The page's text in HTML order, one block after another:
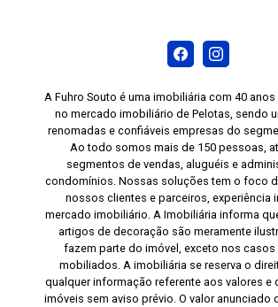
A Fuhro Souto é uma imobiliária com 40
no mercado imobiliário de Pelotas, sendo
renomadas e confiáveis empresas do
Ao todo somos mais de 150 pessoas,
segmentos de vendas, aluguéis e
condomínios. Nossas soluções tem o foco
nossos clientes e parceiros, experiência
mercado imobiliário. A Imobiliária informa
artigos de decoração são meramente
fazem parte do imóvel, exceto nos casos
mobiliados. A imobiliária se reserva o
qualquer informação referente aos valores e
imóveis sem aviso prévio. O valor anunciado